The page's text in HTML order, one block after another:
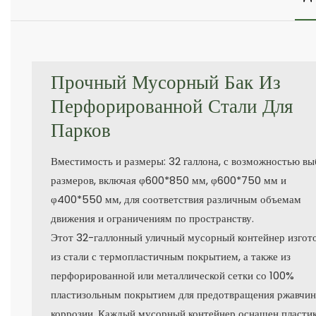
Прочный Мусорный Бак Из
Перфорированной Стали Для
Парков
Вместимость и размеры: 32 галлона, с возможностью
размеров, включая φ600*850 мм, φ600*750 мм и
φ400*550 мм, для соответствия различным объемам
движения и ограничениям по пространству.
Этот 32-галлонный уличный мусорный контейнер
из стали с термопластичным покрытием, а также из
перфорированной или металлической сетки со 100%
пластизольным покрытием для предотвращения